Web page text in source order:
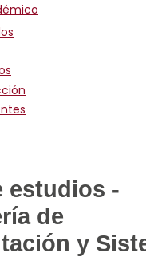
estudios -
de
y